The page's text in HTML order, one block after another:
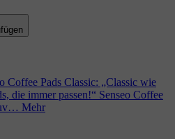
Coffee Pads Classic: „Classic wie
die immer passen!“ Senseo Coffee
Mehr